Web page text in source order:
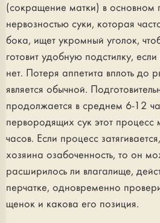
(сокращение матки) в основном
нервозностью суки, которая
бока, ищет укромный уголок,
готовит удобную подстилку,
нет. Потеря аппетита вплоть до
является обычной.
продолжается в среднем 6-12
первородящих сук этот процесс
часов. Если процесс
хозяина озабоченность, то он
расширилось ли влагалище,
перчатке, одновременно
щенок и какова его позиция.